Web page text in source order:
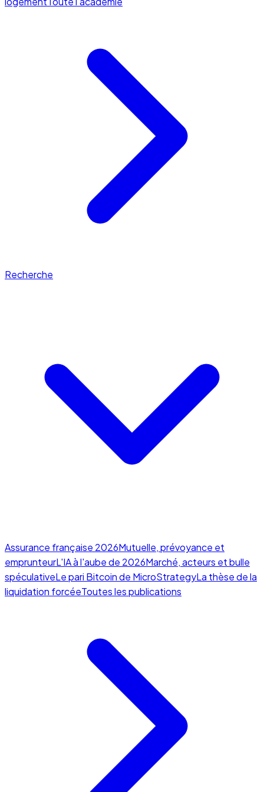
Recherche
Assurance française 2026Mutuelle, prévoyance et
emprunteurL'IA à l'aube de 2026Marché, acteurs et bulle
spéculativeLe pari Bitcoin de MicroStrategyLa thèse de la
liquidation forcéeToutes les publications